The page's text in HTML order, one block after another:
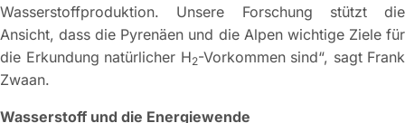
Wasserstoffproduktion. Unsere Forschung stützt die
Ansicht, dass die Pyrenäen und die Alpen wichtige Ziele für
die Erkundung natürlicher H2-Vorkommen sind“, sagt Frank
Zwaan.
Wasserstoff und die Energiewende